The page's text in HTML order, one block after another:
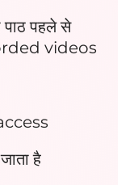
पाठ पहले से
videos
है